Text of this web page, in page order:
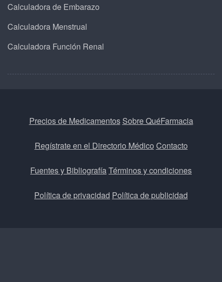
Calculadora de Embarazo
Calculadora Menstrual
Calculadora Función Renal
Precios de Medicamentos Sobre QuéFarmacia
Regístrate en el Directorio Médico Contacto
Fuentes y BibliografíaTérminos y condiciones
Política de privacidad Política de publicidad